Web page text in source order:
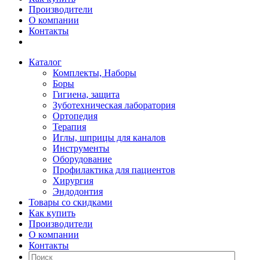
Производители
О компании
Контакты
Каталог
Комплекты, Наборы
Боры
Гигиена, защита
Зуботехническая лаборатория
Ортопедия
Терапия
Иглы, шприцы для каналов
Инструменты
Оборудование
Профилактика для пациентов
Хирургия
Эндодонтия
Товары со скидками
Как купить
Производители
О компании
Контакты